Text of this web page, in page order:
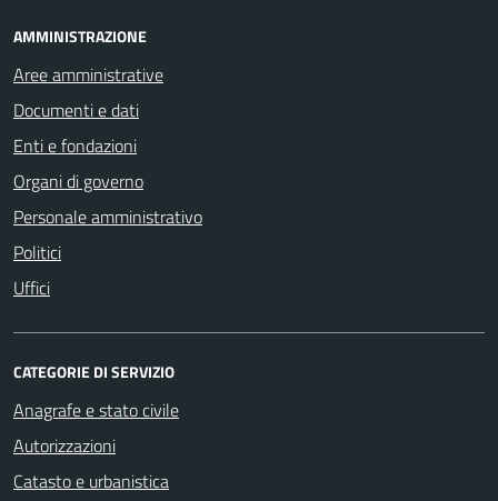
AMMINISTRAZIONE
Aree amministrative
Documenti e dati
Enti e fondazioni
Organi di governo
Personale amministrativo
Politici
Uffici
CATEGORIE DI SERVIZIO
Anagrafe e stato civile
Autorizzazioni
Catasto e urbanistica